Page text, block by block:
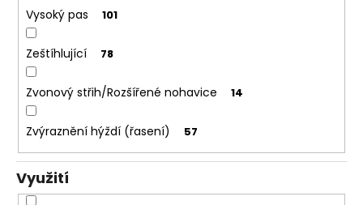
Vysoký pas 101
Zeštíhlující 78
Zvonový střih/Rozšířené nohavice 14
Zvýraznění hýždí (řasení) 57
Využití